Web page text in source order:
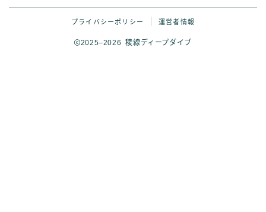
プライバシーポリシー 運営者情報
2025–2026 稜線ディープダイブ